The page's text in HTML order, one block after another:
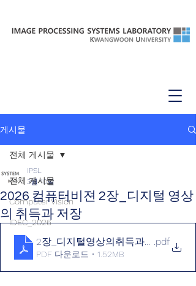
게시물
전체 게시물
Computer Vision
IDEC_2026
전체 게시물
2026 컴퓨터비젼 2장_디지털 영상
의 취득과 저장
IPSL
3월 10일
2장_디지털영상의취득과저장_ver2
.pdf
PDF 다운로드 • 1.52MB